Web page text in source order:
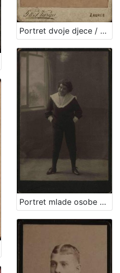
Portret dvoje djece / G. & I. Varga
Portret mlade osobe u tamnom kostimu / A. Brauner ; [izradio] A. Brauner - fotografički artistički atelier za modernu fotografiju